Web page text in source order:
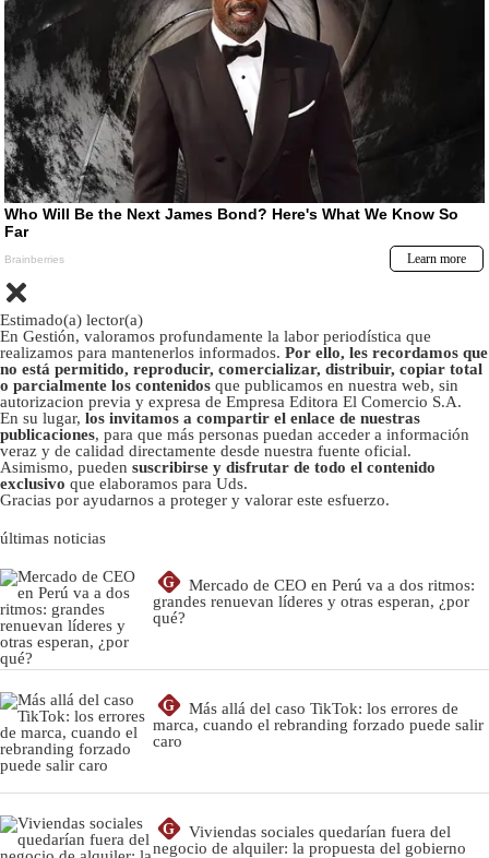
Estimado(a) lector(a)
En Gestión, valoramos profundamente la labor periodística que
realizamos para mantenerlos informados. Por ello, les recordamos que
no está permitido, reproducir, comercializar, distribuir, copiar total
o parcialmente los contenidos que publicamos en nuestra web, sin
autorizacion previa y expresa de Empresa Editora El Comercio S.A.
En su lugar, los invitamos a compartir el enlace de nuestras
publicaciones, para que más personas puedan acceder a información
veraz y de calidad directamente desde nuestra fuente oficial.
Asimismo, pueden suscribirse y disfrutar de todo el contenido
exclusivo que elaboramos para Uds.
Gracias por ayudarnos a proteger y valorar este esfuerzo.
últimas noticias
G
Mercado de CEO en Perú va a dos ritmos:
grandes renuevan líderes y otras esperan, ¿por
qué?
G
Más allá del caso TikTok: los errores de
marca, cuando el rebranding forzado puede salir
caro
G
Viviendas sociales quedarían fuera del
negocio de alquiler: la propuesta del gobierno